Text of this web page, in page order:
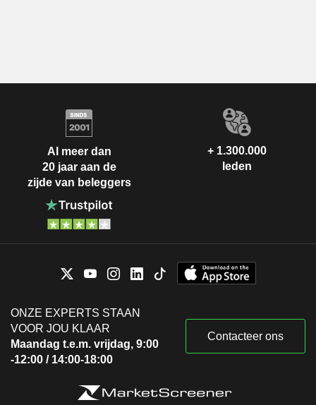
Al meer dan
20 jaar aan de
zijde van beleggers
+ 1.300.000
leden
ONZE EXPERTS STAAN
VOOR JOU KLAAR
Maandag t.e.m. vrijdag, 9:00
-12:00 / 14:00-18:00
Contacteer ons